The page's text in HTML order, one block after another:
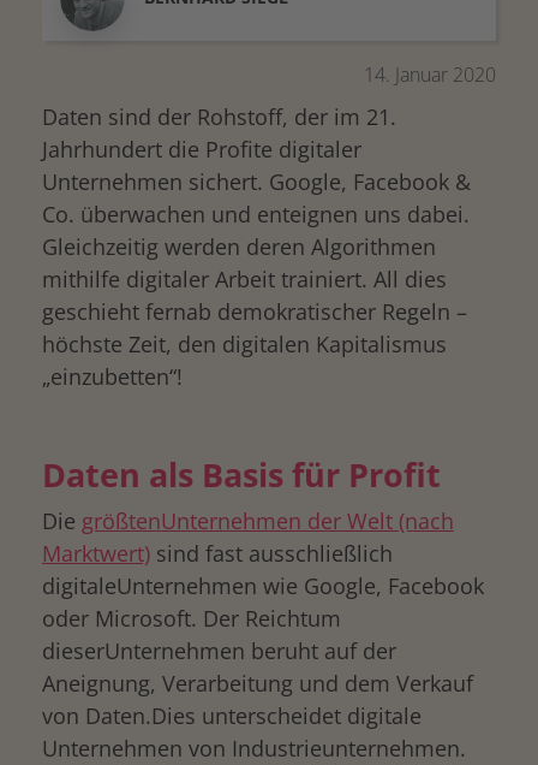
14. Januar 2020
Daten sind der Rohstoff, der im 21.
Jahrhundert die Profite digitaler
Unternehmen sichert. Google, Facebook &
Co. überwachen und enteignen uns dabei.
Gleichzeitig werden deren Algorithmen
mithilfe digitaler Arbeit trainiert. All dies
geschieht fernab demokratischer Regeln –
höchste Zeit, den digitalen Kapitalismus
„einzubetten“!
Daten als Basis für Profit
Die größtenUnternehmen der Welt (nach
Marktwert) sind fast ausschließlich
digitaleUnternehmen wie Google, Facebook
oder Microsoft. Der Reichtum
dieserUnternehmen beruht auf der
Aneignung, Verarbeitung und dem Verkauf
von Daten.Dies unterscheidet digitale
Unternehmen von Industrieunternehmen.